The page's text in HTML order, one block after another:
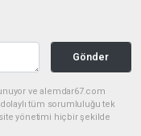
Gönder
ve alemdar67.com
tüm sorumluluğu tek
yönetimi hiçbir şekilde